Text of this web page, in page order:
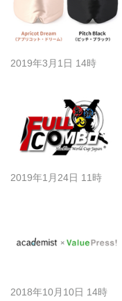
2019年3月1日 14時
2019年1月24日 11時
2018年10月10日 14時